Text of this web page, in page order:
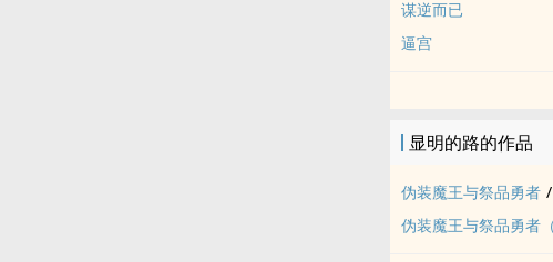
谋逆而已
逼宫
显明的路的作品
伪装魔王与祭品勇者 /
伪装魔王与祭品勇者